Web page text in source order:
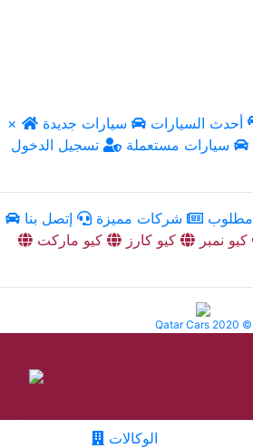
× أحدث السيارات
سيارات جديدة
سيارات مستعملة
تسجيل الدخول
مطلوب شركات مميزة
إتصل بنا
كيو نمبر كيو كارز
كيو ماركت
Qatar Cars 2020 ©
الوكالات